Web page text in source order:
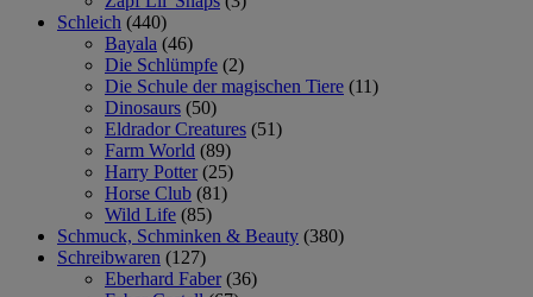
Schleich (440)
Bayala (46)
Die Schlümpfe (2)
Die Schule der magischen Tiere (11)
Dinosaurs (50)
Eldrador Creatures (51)
Farm World (89)
Harry Potter (25)
Horse Club (81)
Wild Life (85)
Schmuck, Schminken & Beauty (380)
Schreibwaren (127)
Eberhard Faber (36)